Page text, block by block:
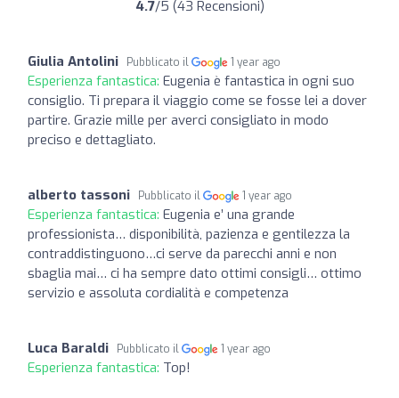
4.7/5 (43 Recensioni)
Giulia Antolini Pubblicato il 1 year ago
Esperienza fantastica: Eugenia è fantastica in ogni suo
consiglio. Ti prepara il viaggio come se fosse lei a dover
partire. Grazie mille per averci consigliato in modo
preciso e dettagliato.
alberto tassoni Pubblicato il 1 year ago
Esperienza fantastica: Eugenia e’ una grande
professionista… disponibilità, pazienza e gentilezza la
contraddistinguono…ci serve da parecchi anni e non
sbaglia mai… ci ha sempre dato ottimi consigli… ottimo
servizio e assoluta cordialità e competenza
Luca Baraldi Pubblicato il 1 year ago
Esperienza fantastica: Top!